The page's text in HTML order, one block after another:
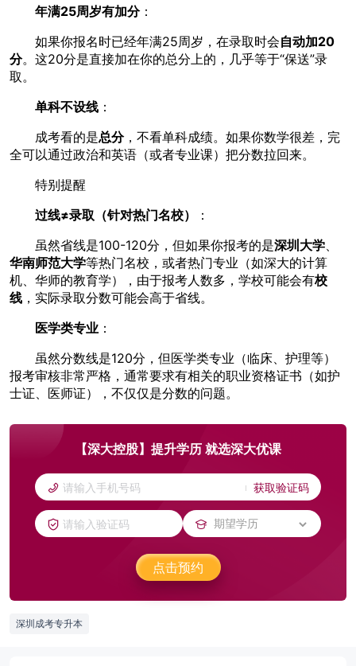
年满25周岁有加分：
如果你报名时已经年满25周岁，在录取时会自动加20
分。这20分是直接加在你的总分上的，几乎等于“保送”录
取。
单科不设线 ：
成考看的是总分，不看单科成绩。如果你数学很差，完
全可以通过政治和英语（或者专业课）把分数拉回来。
特别提醒
过线≠录取（针对热门名校）
：
虽然省线是100-120分，但如果你报考的是深圳大学、
华南师范大学等热门名校，或者热门专业（如深大的计算
机、华师的教育学），由于报考人数多，学校可能会有校
线 ，实际录取分数可能会高于省线。
医学类专业 ：
虽然分数线是120分，但医学类专业（临床、护理等）
报考审核非常严格，通常要求有相关的职业资格证书（如护
士证、医师证），不仅仅是分数的问题。
【深大控股】提升学历 就选深大优课
获取验证码
点击预约
深圳成考专升本